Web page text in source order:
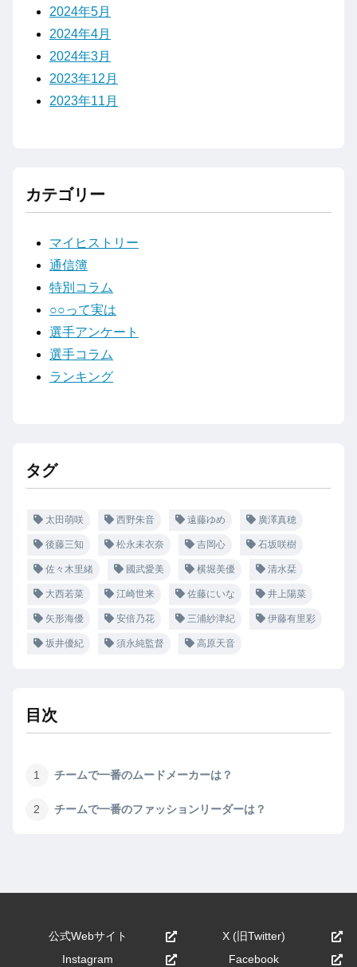
2024年5月
2024年4月
2024年3月
2023年12月
2023年11月
カテゴリー
マイヒストリー
通信簿
特別コラム
○○って実は
選手アンケート
選手コラム
ランキング
タグ
太田萌咲 西野朱音 遠藤ゆめ 廣澤真穂
後藤三知 松永未衣奈 吉岡心 石坂咲樹
佐々木里緒 國武愛美 横堀美優 清水栞
大西若菜 江崎世来 佐藤にいな 井上陽菜
矢形海優 安倍乃花 三浦紗津紀 伊藤有里彩
坂井優紀 須永純監督 高原天音
目次
チームで一番のムードメーカーは？
チームで一番のファッションリーダーは？
公式Webサイト
X (旧Twitter)
Instagram
Facebook